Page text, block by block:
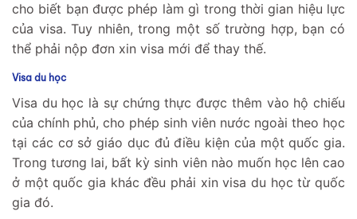
cho biết bạn được phép làm gì trong thời gian hiệu lực
của visa. Tuy nhiên, trong một số trường hợp, bạn có
thể phải nộp đơn xin visa mới để thay thế.
Visa du học
Visa du học là sự chứng thực được thêm vào hộ chiếu
của chính phủ, cho phép sinh viên nước ngoài theo học
tại các cơ sở giáo dục đủ điều kiện của một quốc gia.
Trong tương lai, bất kỳ sinh viên nào muốn học lên cao
ở một quốc gia khác đều phải xin visa du học từ quốc
gia đó.